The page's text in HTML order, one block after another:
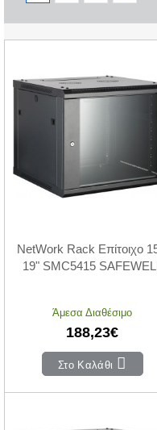
NetWork Rack Επίτοιχο
19" SMC5415
Άμεσα Διαθέσιμο
188,23€
Στο Καλάθι